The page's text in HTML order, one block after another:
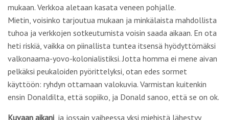
mukaan. Verkkoa aletaan kasata veneen pohjalle.
Mietin, voisinko tarjoutua mukaan ja minkälaista mahdollista
tuhoa ja verkkojen sotkeutumista voisin saada aikaan. En ota
heti riskiä, vaikka on piinallista tuntea itsensä hyödyttömäksi
valkonaama-yovo-kolonialistiksi. Jotta homma ei mene aivan
pelkäksi peukaloiden pyörittelyksi, otan edes sormet
käyttöön: ryhdyn ottamaan valokuvia. Varmistan kuitenkin
ensin Donaldilta, että sopiiko, ja Donald sanoo, että se on ok.
Kuvaan aikani , ja jossain vaiheessa yksi miehistä lähestyy